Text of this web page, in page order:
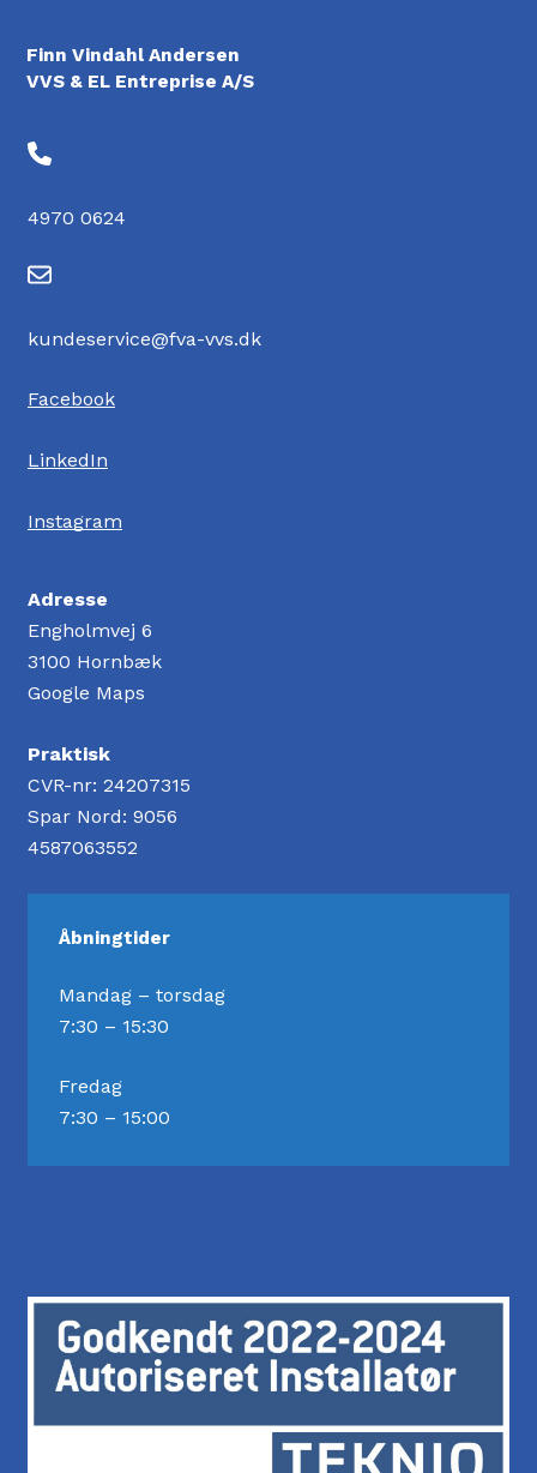
Finn Vindahl Andersen
VVS & EL Entreprise A/S
4970 0624
kundeservice@fva-vvs.dk
Facebook
LinkedIn
Instagram
Adresse
Engholmvej 6
3100 Hornbæk
Google Maps
Praktisk
CVR-nr: 24207315
Spar Nord: 9056
4587063552
Åbningtider
Mandag – torsdag
7:30 – 15:30
Fredag
7:30 – 15:00